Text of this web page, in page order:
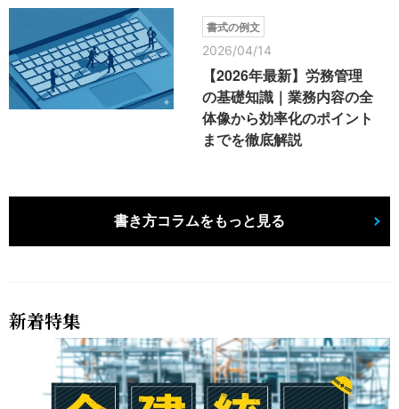
書式の例文
2026/04/14
【2026年最新】労務管理
の基礎知識｜業務内容の全
体像から効率化のポイント
までを徹底解説
書き方コラムをもっと見る
新着特集